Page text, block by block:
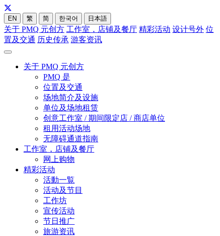
EN 繁 简 한국어 日本語
关于 PMQ 元创方 工作室，店铺及餐厅 精彩活动 设计号外 位
置及交通 历史传承 游客资讯
关于 PMQ 元创方
PMQ 是
位置及交通
场地简介及设施
单位及场地租赁
创意工作室 / 期间限定店 / 商店单位
租用活动场地
无障碍通道指南
工作室，店铺及餐厅
网上购物
精彩活动
活動一覧
活动及节目
工作坊
宣传活动
节日推广
旅游资讯